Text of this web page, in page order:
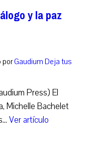
y la paz
porGaudium Deja tus
Press) El
Michelle Bachelet
Ver artículo